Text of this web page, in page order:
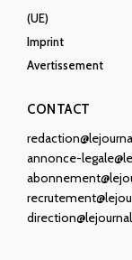
(UE)
Imprint
Avertissement
CONTACT
annonce-